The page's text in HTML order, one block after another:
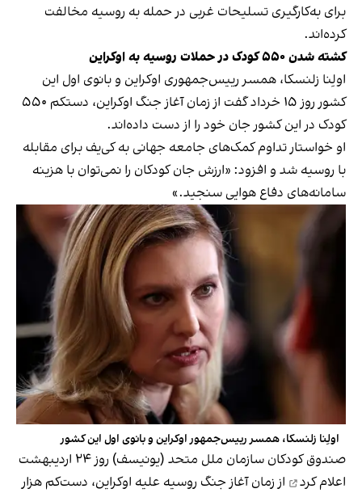
برای به‌کارگیری تسلیحات غربی در حمله به روسیه مخالفت
کرده‌اند.
کشته شدن ۵۵۰ کودک در حملات روسیه به اوکراین
اولِنا زلنسکا، همسر رییس‌جمهوری اوکراین و بانوی اول این
کشور روز ۱۵ خرداد گفت از زمان آغاز جنگ اوکراین، دستکم ۵۵۰
کودک در این کشور جان خود را از دست داده‌اند.
او خواستار تداوم کمک‌های جامعه جهانی به کی‌یف برای مقابله
با روسیه شد و افزود: «ارزش جان کودکان را نمی‌توان با هزینه‌
سامانه‌های دفاع هوایی سنجید.»
اولِنا زلنسکا، همسر رییس‌جمهور اوکراین و بانوی اول این کشور
صندوق کودکان سازمان ملل متحد (یونیسف) روز ۲۴ اردیبهشت
اعلام کرد
از زمان آغاز جنگ روسیه علیه اوکراین، دست‌کم هزار